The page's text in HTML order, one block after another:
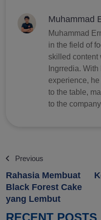
Muhammad
Muhammad
in the field of
skilled content
Ingrredia.
experience,
to the table,
to the
Previous
Rahasia Membuat
Black Forest Cake
yang Lembut